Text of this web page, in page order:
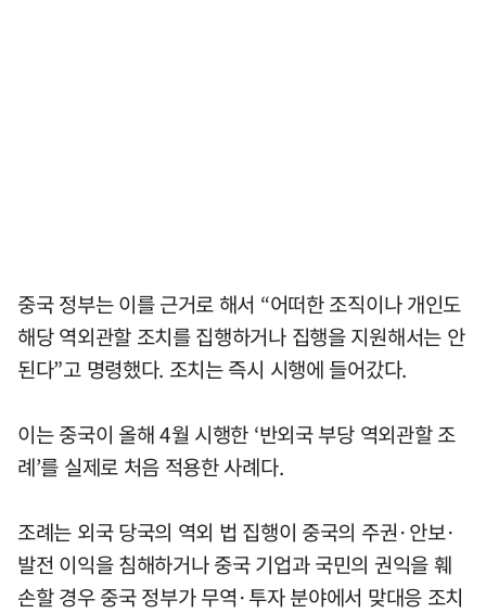
중국 정부는 이를 근거로 해서 “어떠한 조직이나 개인도
해당 역외관할 조치를 집행하거나 집행을 지원해서는 안
된다”고 명령했다. 조치는 즉시 시행에 들어갔다.
이는 중국이 올해 4월 시행한 ‘반외국 부당 역외관할 조
례’를 실제로 처음 적용한 사례다.
조례는 외국 당국의 역외 법 집행이 중국의 주권·안보·
발전 이익을 침해하거나 중국 기업과 국민의 권익을 훼
손할 경우 중국 정부가 무역·투자 분야에서 맞대응 조치